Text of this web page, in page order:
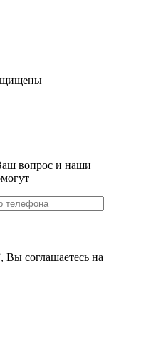
вопрос и наши
соглашаетесь на